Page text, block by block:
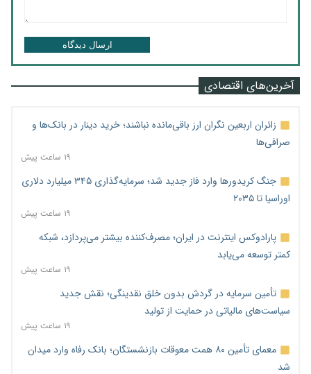
ارسال دیدگاه
آخرین‌های اقتصادی
زائران اربعین نگران ارز باقی‌مانده نباشند؛ خرید دینار در بانک‌ها و
صرافی‌ها
۱۹ ساعت پیش
جنگ کریدورها وارد فاز جدید شد؛ سرمایه‌گذاری ۳۴۵ میلیارد دلاری
اوراسیا تا ۲۰۳۵
۱۹ ساعت پیش
پارادوکس اینترنت در ایران؛ مصرف‌کننده بیشتر می‌پردازد، شبکه
کمتر توسعه می‌یابد
۱۹ ساعت پیش
تأمین سرمایه در گردش بدون خلق نقدینگی؛ نقش جدید
سیاست‌های مالیاتی در حمایت از تولید
۱۹ ساعت پیش
معمای تأمین ۸۰ همت معوقات بازنشستگان؛ بانک رفاه وارد میدان
شد